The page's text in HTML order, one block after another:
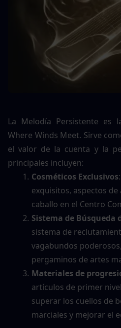
La Melodía Persistente es
Where Winds Meet. Sirve
el valor de la cuenta y la
principales incluyen:
Cosméticos Exclusivos
exquisitos, aspectos
caballo en el Centro
Sistema de Búsqueda
sistema de
vagabundos
pergaminos de artes
Materiales de
artículos de primer
superar los cuellos de
marciales y mejorar el